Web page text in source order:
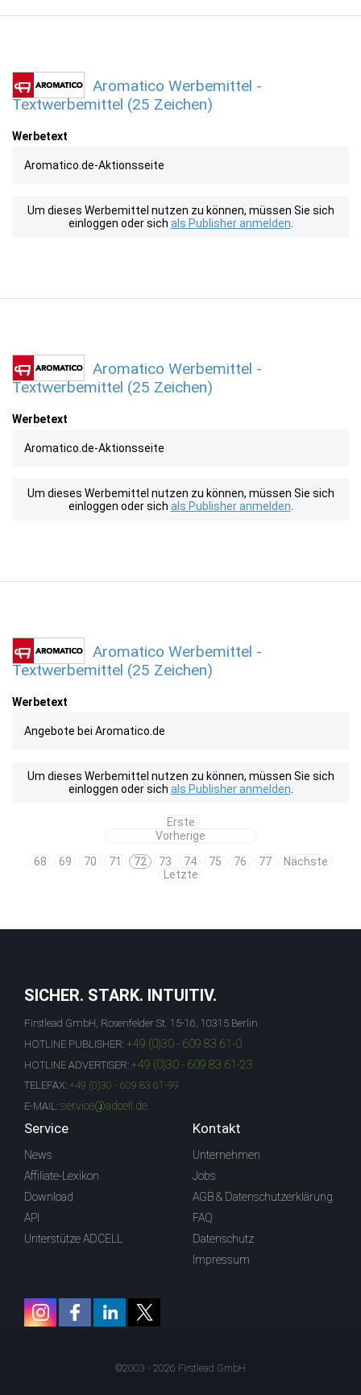
Aromatico Werbemittel -
Textwerbemittel (25 Zeichen)
Werbetext
Aromatico.de-Aktionsseite
Um dieses Werbemittel nutzen zu können, müssen Sie sich
einloggen oder sich als Publisher anmelden
Aromatico Werbemittel -
Textwerbemittel (25 Zeichen)
Werbetext
Aromatico.de-Aktionsseite
Um dieses Werbemittel nutzen zu können, müssen Sie sich
einloggen oder sich als Publisher anmelden
Aromatico Werbemittel -
Textwerbemittel (25 Zeichen)
Werbetext
Angebote bei Aromatico.de
Um dieses Werbemittel nutzen zu können, müssen Sie sich
einloggen oder sich als Publisher anmelden
Erste
Vorherige
68
69 70 71 72 73 74 75 76 77
Nächste
Letzte
SICHER. STARK. INTUITIV.
Firstlead GmbH, Rosenfelder St. 15-16, 10315 Berlin
HOTLINE PUBLISHER: +49 (0)30 - 609 83 61-0
HOTLINE ADVERTISER: +49 (0)30 - 609 83 61-23
TELEFAX: +49 (0)30 - 609 83 61-99
E-MAIL: service@adcell.de
Service
News
Affiliate-Lexikon
Download
API
Unterstütze ADCELL
Kontakt
Unternehmen
Jobs
AGB & Datenschutzerklärung
FAQ
Datenschutz
Impressum
©2003 - 2026 Firstlead GmbH